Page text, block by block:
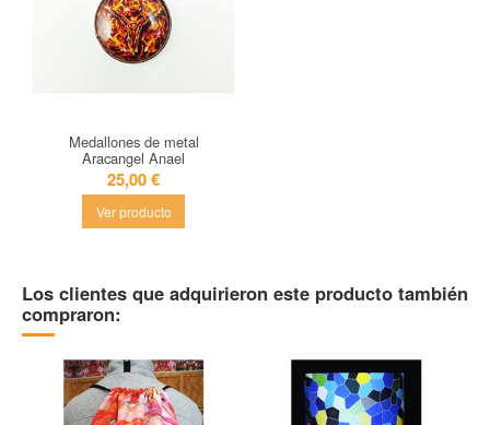
Medallones de metal
Aracangel Anael
25,00 €
Ver producto
Los clientes que adquirieron este producto también
compraron: